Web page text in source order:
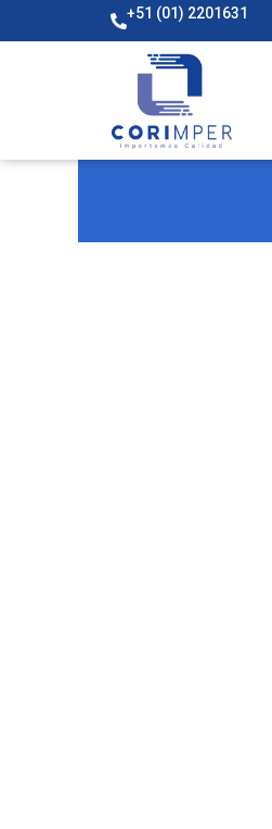
+51 (01) 2201631